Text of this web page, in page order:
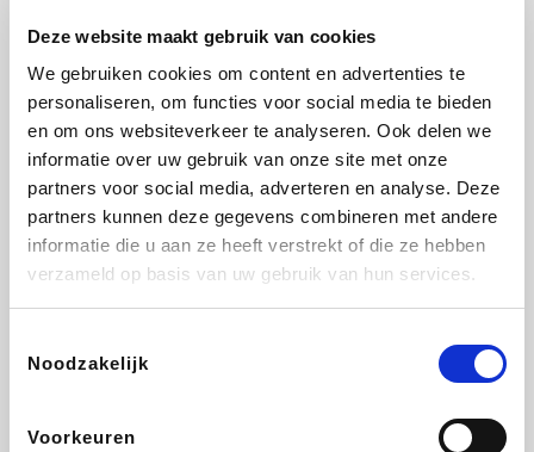
Deze website maakt gebruik van cookies
We gebruiken cookies om content en advertenties te
personaliseren, om functies voor social media te bieden
en om ons websiteverkeer te analyseren. Ook delen we
informatie over uw gebruik van onze site met onze
partners voor social media, adverteren en analyse. Deze
partners kunnen deze gegevens combineren met andere
informatie die u aan ze heeft verstrekt of die ze hebben
verzameld op basis van uw gebruik van hun services.
Noodzakelijk
Voorkeuren
Weekendesk Sarenza Schiesser Interhome
Lufthansa